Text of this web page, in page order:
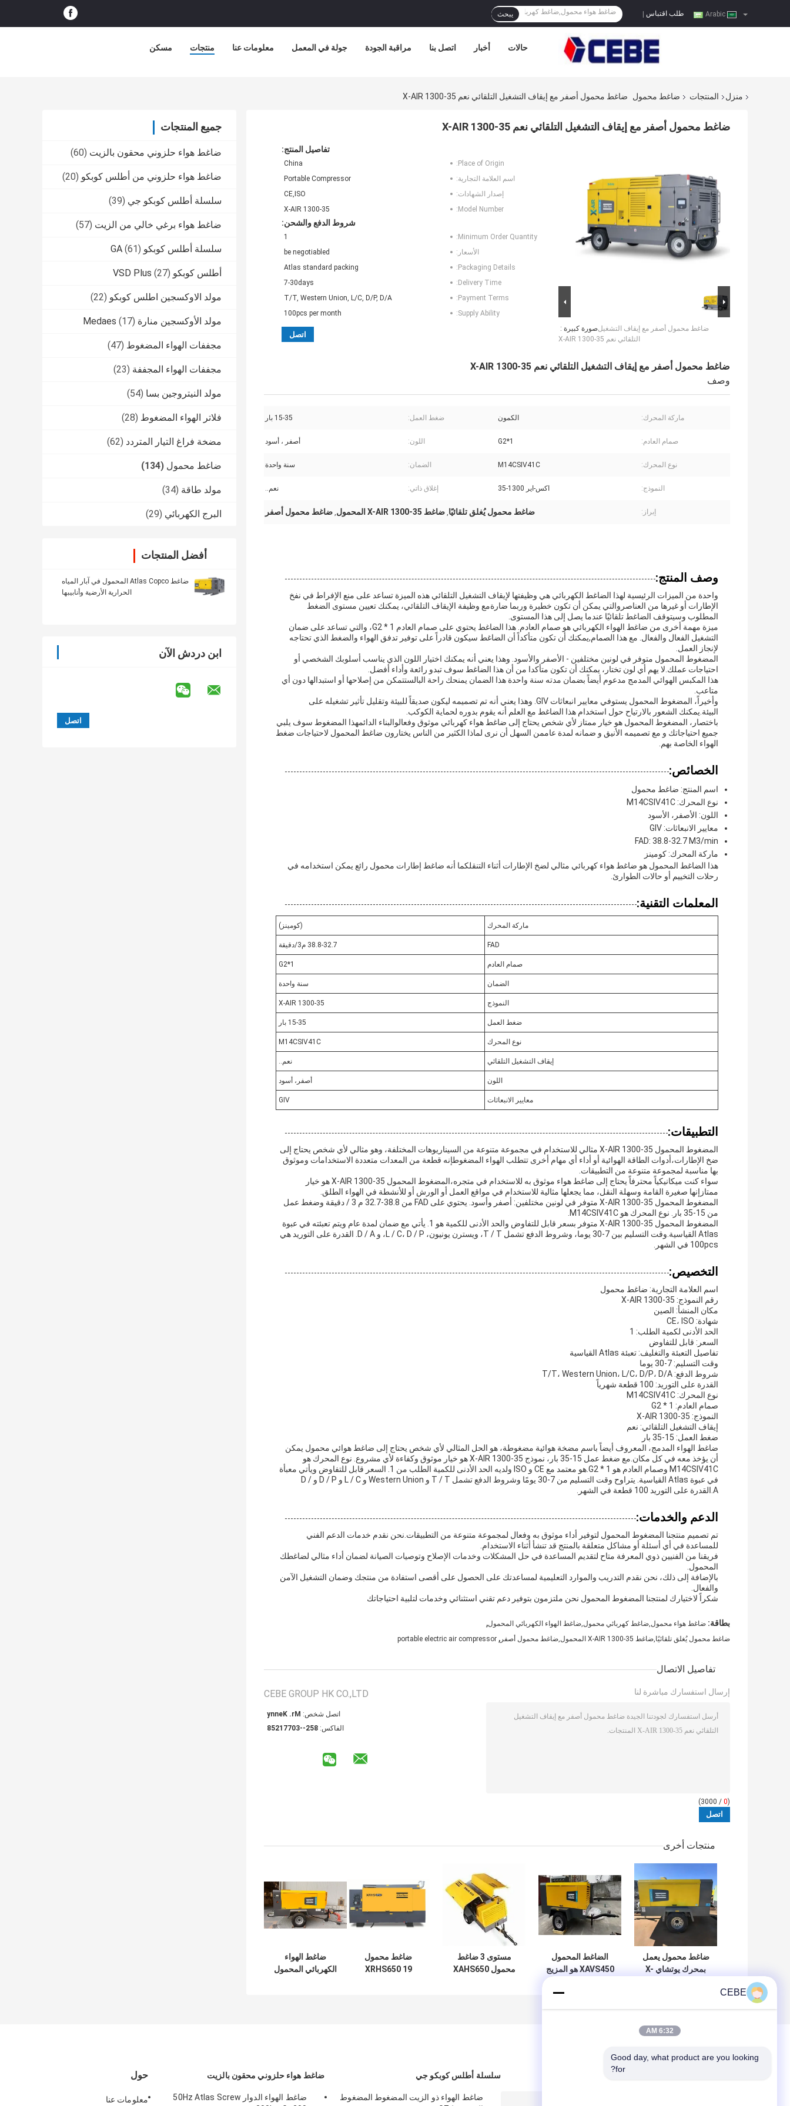
طلب اقتباس يبحث
مسكن منتجات معلومات عنا جولة في المعمل مراقبة الجودة اتصل بنا أخبار حالات
منزل المنتجات ضاغط محمول ضاغط محمول أصفر مع إيقاف التشغيل التلقائي نعم X-AIR 1300-35
جميع المنتجات
ضاغط هواء حلزوني محقون بالزيت (60)
ضاغط هواء حلزوني من أطلس كوبكو (20)
سلسلة أطلس كوبكو جي (39)
ضاغط هواء برغي خالي من الزيت (57)
سلسلة أطلس كوبكو GA (61)
أطلس كوبكو VSD Plus (27)
مولد الاوكسجين اطلس كوبكو (22)
مولد الأوكسجين منارة Medaes (17)
مجففات الهواء المضغوط (47)
مجففات الهواء المجففة (23)
مولد النيتروجين بسا (54)
فلاتر الهواء المضغوط (28)
مضخة فراغ التيار المتردد (62)
ضاغط محمول (134)
مولد طاقة (34)
البرج الكهربائي (29)
أفضل المنتجات
ضاغط Atlas Copco المحمول في آبار المياه
الحرارية الأرضية وأنابيبها
ابن دردش الآن
ضاغط محمول أصفر مع إيقاف التشغيل التلقائي نعم X-AIR 1300-35
صورة كبيرة :ضاغط محمول أصفر مع إيقاف التشغيل
التلقائي نعم X-AIR 1300-35
تفاصيل المنتج:
Place of Origin:
China
اسم العلامة التجارية:
Portable Compressor
إصدار الشهادات:
CE,ISO
Model Number:
X-AIR 1300-35
شروط الدفع والشحن:
Minimum Order Quantity:
1
الأسعار:
be negotiabled
Packaging Details:
Atlas standard packing
Delivery Time:
7-30days
Payment Terms:
T/T, Western Union, L/C, D/P, D/A
Supply Ability:
100pcs per month
اتصل
ضاغط محمول أصفر مع إيقاف التشغيل التلقائي نعم X-AIR 1300-35
وصف
ماركة المحرك: الكمون ضغط العمل: 15-35 بار
صمام العادم: 1*G2 اللون: أصفر ، أسود
نوع المحرك: M14CSIV41C الضمان: سنة واحدة
النموذج: اكس-اير 1300-35 إغلاق ذاتي: نعم..
إبراز: ضاغط محمول يُغلق تلقائيًا, ضاغط X-AIR 1300-35 المحمول , ضاغط محمول أصفر
وصف المنتج:
واحدة من الميزات الرئيسية لهذا الضاغط الكهربائي هي وظيفتها لإيقاف التشغيل التلقائي هذه الميزة تساعد على منع الإفراط في نفخ
الإطارات أو غيرها من العناصروالتي يمكن أن تكون خطيرة وربما ضارةمع وظيفة الإيقاف التلقائي، يمكنك تعيين مستوى الضغط
المطلوب وسيتوقف الضاغط تلقائيًا عندما يصل إلى هذا المستوى.
ميزة مهمة أخرى من ضاغط الهواء الكهربائي هو صمام العادم. هذا الضاغط يحتوي على صمام العادم 1 * G2، والتي تساعد على ضمان
التشغيل الفعال والفعال. مع هذا الصمام,يمكنك أن تكون متأكداً أن الضاغط سيكون قادراً على توفير تدفق الهواء والضغط الذي تحتاجه
لإنجاز العمل.
المضغوط المحمول متوفر في لونين مختلفين - الأصفر والأسود. وهذا يعني أنه يمكنك اختيار اللون الذي يناسب أسلوبك الشخصي أو
احتياجات عملك.لا يهم أي لون تختار، يمكنك أن تكون متأكدا من أن هذا الضاغط سوف تبدو رائعة وأداء أفضل.
هذا المكبس الهوائي المدمج مدعوم أيضاً بضمان مدته سنة واحدة هذا الضمان يمنحك راحة البالستتمكن من إصلاحها أو استبدالها دون أي
متاعب.
وأخيراً، المضغوط المحمول يستوفي معايير انبعاثات GIV. وهذا يعني أنه تم تصميمه ليكون صديقاً للبيئة وتقليل تأثير تشغيله على
البيئة.يمكنك الشعور بالارتياح حول استخدام هذا الضاغط مع العلم أنه يقوم بدوره لحماية الكوكب.
باختصار، المضغوط المحمول هو خيار ممتاز لأي شخص يحتاج إلى ضاغط هواء كهربائي موثوق وفعالوالبناء الدائمهذا المضغوط سوف يلبي
جميع احتياجاتك و مع تصميمه الأنيق و ضمانه لمدة عاممن السهل أن نرى لماذا الكثير من الناس يختارون ضاغط المحمول لاحتياجات ضغط
الهواء الخاصة بهم.
الخصائص:
اسم المنتج: ضاغط محمول
نوع المحرك: M14CSIV41C
اللون: الأصفر، الأسود
معايير الانبعاثات: GIV
FAD: 38.8-32.7 M3/min
ماركة المحرك: كومينز
هذا الضاغط المحمول هو ضاغط هواء كهربائي مثالي لضخ الإطارات أثناء التنقلكما أنه ضاغط إطارات محمول رائع يمكن استخدامه في
رحلات التخييم أو حالات الطوارئ.
المعلمات التقنية:
ماركة المحرك (كومينز)
FAD 38.8-32.7 م3/دقيقة
صمام العادم 1*G2
الضمان سنة واحدة
النموذج X-AIR 1300-35
ضغط العمل 15-35 بار
نوع المحرك M14CSIV41C
إيقاف التشغيل التلقائي نعم..
اللون أصفر، أسود
معايير الانبعاثات GIV
التطبيقات:
المضغوط المحمول X-AIR 1300-35 مثالي للاستخدام في مجموعة متنوعة من السيناريوهات المختلفة، وهو مثالي لأي شخص يحتاج إلى
ضخ الإطارات،أدوات الطاقة الهوائية أو أداء أي مهام أخرى تتطلب الهواء المضغوطإنه قطعة من المعدات متعددة الاستخدامات وموثوق
بها مناسبة لمجموعة متنوعة من التطبيقات.
سواء كنت ميكانيكياً محترفاً يحتاج إلى ضاغط هواء موثوق به للاستخدام في متجره،المضغوط المحمول X-AIR 1300-35 هو خيار
ممتازإنها صغيرة القامة وسهلة النقل، مما يجعلها مثالية للاستخدام في مواقع العمل أو الورش أو للأنشطة في الهواء الطلق.
المضغوط المحمول X-AIR 1300-35 متوفر في لونين مختلفين: أصفر وأسود. يحتوي على FAD من 38.8-32.7 م 3 / دقيقة وضغط عمل
من 15-35 بار. نوع المحرك هو M14CSIV41C.
المضغوط المحمول X-AIR 1300-35 متوفر بسعر قابل للتفاوض والحد الأدنى للكمية هو 1. يأتي مع ضمان لمدة عام ويتم تعبئته في عبوة
Atlas القياسية.وقت التسليم بين 7-30 يوما، وشروط الدفع تشمل T / T، ويسترن يونيون، L / C، D / P، و D / A. القدرة على التوريد هي
100pcs في الشهر.
التخصيص:
اسم العلامة التجارية: ضاغط محمول
رقم النموذج: X-AIR 1300-35
مكان المنشأ: الصين
شهادة: CE، ISO
الحد الأدنى لكمية الطلب: 1
السعر: قابل للتفاوض
تفاصيل التعبئة والتغليف: تعبئة Atlas القياسية
وقت التسليم: 7-30 يوما
شروط الدفع: T/T، Western Union، L/C، D/P، D/A
القدرة على التوريد: 100 قطعة شهرياً
نوع المحرك: M14CSIV41C
صمام العادم: 1 * G2
النموذج: X-AIR 1300-35
إيقاف التشغيل التلقائي: نعم
ضغط العمل: 15-35 بار
ضاغط الهواء المدمج، المعروف أيضاً باسم مضخة هوائية مضغوطة، هو الحل المثالي لأي شخص يحتاج إلى ضاغط هوائي محمول يمكن
أن يؤخذ معه في كل مكان.مع ضغط عمل 15-35 بار، نموذج X-AIR 1300-35 هو خيار موثوق وكفاءة لأي مشروع. نوع المحرك هو
M14CSIV41C وصمام العادم هو 1 * G2.هو معتمد مع CE و ISO ولديه الحد الأدنى للكمية الطلب من 1. السعر قابل للتفاوض ويأتي معبأة
في عبوة Atlas القياسية. يتراوح وقت التسليم من 7-30 يومًا وشروط الدفع تشمل T / T و Western Union و L / C و D / P و D /
A.القدرة على التوريد 100 قطعة في الشهر.
الدعم والخدمات:
تم تصميم منتجنا المضغوط المحمول لتوفير أداء موثوق به وفعال لمجموعة متنوعة من التطبيقات.نحن نقدم خدمات الدعم الفني
للمساعدة في أي أسئلة أو مشاكل متعلقة بالمنتج قد تنشأ أثناء الاستخدام.
فريقنا من الفنيين ذوي المعرفة متاح لتقديم المساعدة في حل المشكلات وخدمات الإصلاح وتوصيات الصيانة لضمان أداء مثالي لضاغطك
المحمول.
بالإضافة إلى ذلك، نحن نقدم التدريب والموارد التعليمية لمساعدتك على الحصول على أقصى استفادة من منتجك وضمان التشغيل الآمن
والفعال.
شكراً لاختيارك لمنتجنا المضغوط المحمول نحن ملتزمون بتوفير دعم تقني استثنائي وخدمات لتلبية احتياجاتك
بطاقة: ضاغط هواء محمول,ضاغط كهربائي محمول,ضاغط الهواء الكهربائي المحمول,
ضاغط محمول يُغلق تلقائيًا,ضاغط X-AIR 1300-35 المحمول,ضاغط محمول أصفر ,
portable electric air compressor
تفاصيل الاتصال
CEBE GROUP HK CO.,LTD
اتصل شخص: Mr. Kenny
الفاكس: 852--30771258
إرسال استفسارك مباشرة لنا
(
0
/ 3000)
منتجات أخرى
ضاغط محمول يعمل
بمحرك يوتشاي X-
الضاغط المحمول
XAVS450 هو المزيج
الحمل والأداء
مستوى 3 ضاغط
محمول XAHS650
ضاغط محمول
XRHS650 19
ضاغط الهواء
الكهربائي المحمول
حول
معلومات عنا
ضاغط هواء حلزوني محقون بالزيت
ضاغط الهواء الدوار 50Hz Atlas Screw
سلسلة أطلس كوبكو جي
ضاغط الهواء ذو الزيت المضغوط المضغوط
CEBE
6:32 AM
Good day, what product are you looking
for?